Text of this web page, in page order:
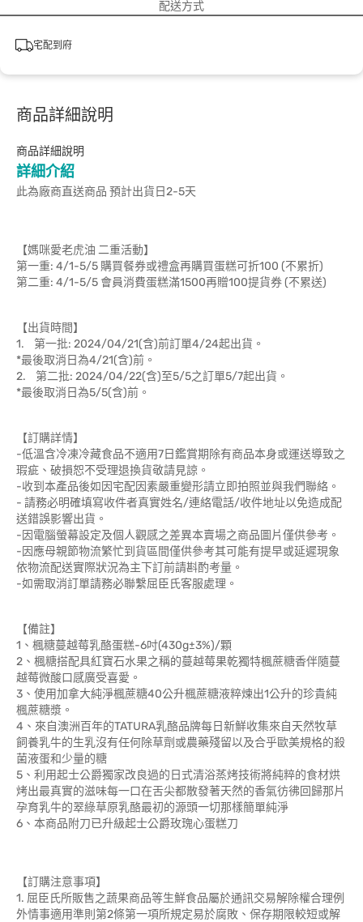
配送方式
宅配到府
商品詳細說明
商品詳細說明
詳細介紹
此為廠商直送商品 預計出貨日2-5天
【媽咪愛老虎油 二重活動】
第一重: 4/1-5/5 購買餐券或禮盒再購買蛋糕可折100 (不累折)
第二重: 4/1-5/5 會員消費蛋糕滿1500再贈100提貨券 (不累送)
【出貨時間】
1. 第一批: 2024/04/21(含)前訂單4/24起出貨。
*最後取消日為4/21(含)前。
2. 第二批: 2024/04/22(含)至5/5之訂單5/7起出貨。
*最後取消日為5/5(含)前。
【訂購詳情】
-低溫含冷凍冷藏食品不適用7日鑑賞期除有商品本身或運送導致之
瑕疵、破損恕不受理退換貨敬請見諒。
-收到本產品後如因宅配因素嚴重變形請立即拍照並與我們聯絡。
- 請務必明確填寫收件者真實姓名/連絡電話/收件地址以免造成配
送錯誤影響出貨。
-因電腦螢幕設定及個人觀感之差異本賣場之商品圖片僅供參考。
-因應母親節物流繁忙到貨區間僅供參考其可能有提早或延遲現象
依物流配送實際狀況為主下訂前請斟酌考量。
-如需取消訂單請務必聯繫屈臣氏客服處理。
【備註】
1、楓糖蔓越莓乳酪蛋糕-6吋(430g±3%)/顆
2、楓糖搭配具紅寶石水果之稱的蔓越莓果乾獨特楓蔗糖香伴隨蔓
越莓微酸口感廣受喜愛。
3、使用加拿大純淨楓蔗糖40公升楓蔗糖液粹煉出1公升的珍貴純
楓蔗糖漿。
4、來自澳洲百年的TATURA乳酪品牌每日新鮮收集來自天然牧草
飼養乳牛的生乳沒有任何除草劑或農藥殘留以及合乎歐美規格的殺
菌液蛋和少量的糖
5、利用起士公爵獨家改良過的日式清浴蒸烤技術將純粹的食材烘
烤出最真實的滋味每一口在舌尖都散發著天然的香氣彷彿回歸那片
孕育乳牛的翠綠草原乳酪最初的源頭一切那樣簡單純淨
6、本商品附刀已升級起士公爵玫瑰心蛋糕刀
【訂購注意事項】
1. 屈臣氏所販售之蔬果商品等生鮮食品屬於通訊交易解除權合理例
外情事適用準則第2條第一項所規定易於腐敗、保存期限較短或解